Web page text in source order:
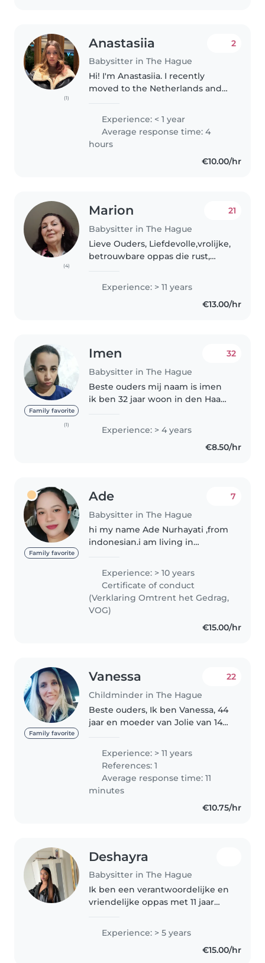
(1)
Anastasiia
Babysitter in The Hague
2
Hi! I'm Anastasiia. I recently
moved to the Netherlands and
for my younger sisters, a 5-year-
old girl for six months,..
Experience: < 1 year
Average response time: 4
hours
€10.00/hr
(4)
Marion
Babysitter in The Hague
21
Lieve Ouders, Liefdevolle,vrolijke,
betrouwbare oppas die rust,
kinderen biedt. Ik ben alert en
actief,creatief ,warm, en heb een
Experience: > 11 years
€13.00/hr
Family favorite
(1)
Imen
Babysitter in The Hague
32
Beste ouders mij naam is imen
ik ben 32 jaar woon in den Haag
verschillende adressen omdat ik
het altijd leuk vind om met
Experience: > 4 years
€8.50/hr
Family favorite
Ade
Babysitter in The Hague
7
hi my name Ade Nurhayati ,from
indonesian.i am living in
working Nany 10 year take care
of kids,and i also Nany for
autisme kid.and my EXPERIENCE
working housekeeping..
Experience: > 10 years
Certificate of conduct
(Verklaring Omtrent het Gedrag,
VOG)
€15.00/hr
Family favorite
Vanessa
Childminder in The Hague
22
Beste ouders, Ik ben Vanessa, 44
jaar en moeder van Jolie van 14
bezuidenhout den Haag. Al vanaf
mijn 17e jaar ben ik werkzaam..
Experience: > 11 years
References: 1
Average response time: 11
minutes
€10.75/hr
Deshayra
Babysitter in The Hague
Ik ben een verantwoordelijke en
vriendelijke oppas met 11 jaar
kinderen van alle leeftijden. Ik
ben gespecialiseerd in het
werken met kinderen met
Experience: > 5 years
€15.00/hr